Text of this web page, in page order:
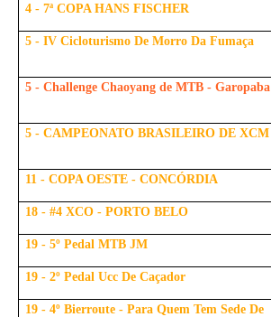
4 - 7ª COPA HANS FISCHER
5 - IV Cicloturismo De Morro Da Fumaça
5 - Challenge Chaoyang de MTB - Garopaba
5 - CAMPEONATO BRASILEIRO DE XCM
11 - COPA OESTE - CONCÓRDIA
18 - #4 XCO - PORTO BELO
19 - 5º Pedal MTB JM
19 - 2º Pedal Ucc De Caçador
19 - 4º Bierroute - Para Quem Tem Sede De